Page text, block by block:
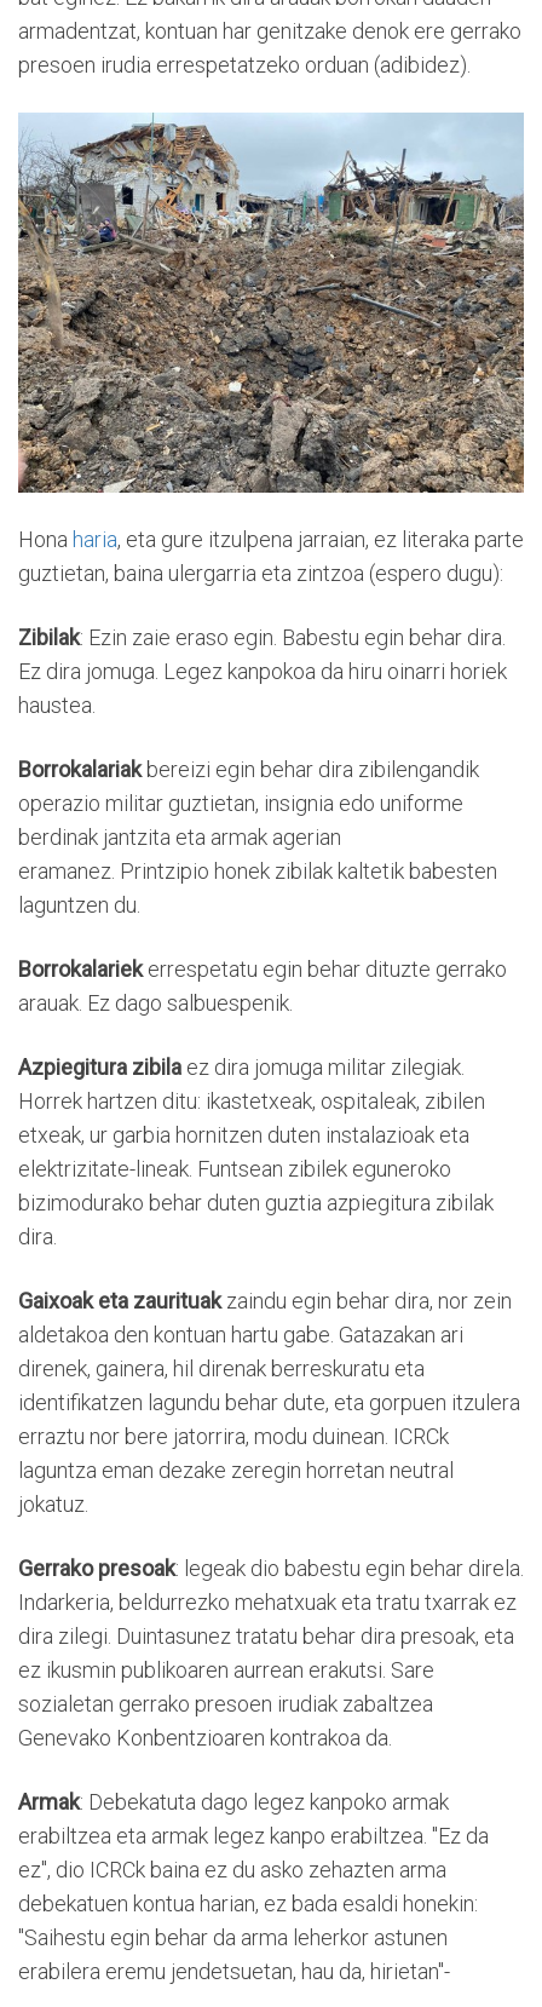
armadentzat, kontuan har genitzake denok ere gerrako
presoen irudia errespetatzeko orduan (adibidez).
Hona haria, eta gure itzulpena jarraian, ez literaka parte
guztietan, baina ulergarria eta zintzoa (espero dugu):
Zibilak: Ezin zaie eraso egin. Babestu egin behar dira.
Ez dira jomuga. Legez kanpokoa da hiru oinarri horiek
haustea.
Borrokalariakbereizi egin behar dira zibilengandik
operazio militar guztietan, insignia edo uniforme
berdinak jantzita eta armak agerian
eramanez. Printzipio honek zibilak kaltetik babesten
laguntzen du.
Borrokalariekerrespetatu egin behar dituzte gerrako
arauak. Ez dago salbuespenik.
Azpiegitura zibila ez dira jomuga militar zilegiak.
Horrek hartzen ditu: ikastetxeak, ospitaleak, zibilen
etxeak, ur garbia hornitzen duten instalazioak eta
elektrizitate-lineak. Funtsean zibilek eguneroko
bizimodurako behar duten guztia azpiegitura zibilak
dira.
Gaixoak eta zaurituakzaindu egin behar dira, nor zein
aldetakoa den kontuan hartu gabe. Gatazakan ari
direnek, gainera, hil direnak berreskuratu eta
identifikatzen lagundu behar dute, eta gorpuen itzulera
erraztu nor bere jatorrira, modu duinean. ICRCk
laguntza eman dezake zeregin horretan neutral
jokatuz.
Gerrako presoak: legeak dio babestu egin behar direla.
Indarkeria, beldurrezko mehatxuak eta tratu txarrak ez
dira zilegi. Duintasunez tratatu behar dira presoak, eta
ez ikusmin publikoaren aurrean erakutsi. Sare
sozialetan gerrako presoen irudiak zabaltzea
Genevako Konbentzioaren kontrakoa da.
Armak: Debekatuta dago legez kanpoko armak
erabiltzea eta armak legez kanpo erabiltzea. "Ez da
ez", dio ICRCk baina ez du asko zehazten arma
debekatuen kontua harian, ez bada esaldi honekin:
"Saihestu egin behar da arma leherkor astunen
erabilera eremu jendetsuetan, hau da, hirietan"-